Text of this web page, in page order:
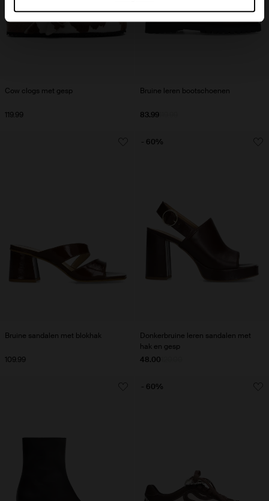
Cow clogs met gesp
119.99
Bruine leren bootschoenen
83.99
Bruine sandalen met blokhak
109.99
Donkerbruine leren sandalen met
hak en gesp
48.00
- 60%
- 60%